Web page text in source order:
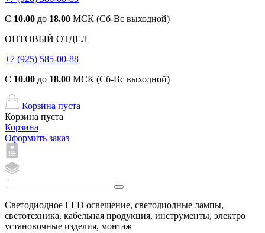
С 10.00 до 18.00 МСК (Сб-Вс выходной)
ОПТОВЫЙ ОТДЕЛ
+7 (925) 585-00-88
С 10.00 до 18.00 МСК (Сб-Вс выходной)
Корзина пуста
Корзина пуста
Корзина
Оформить заказ
Светодиодное LED освещение, светодиодные лампы,
светотехника, кабельная продукция, инструменты, электро
установочные изделия, монтаж